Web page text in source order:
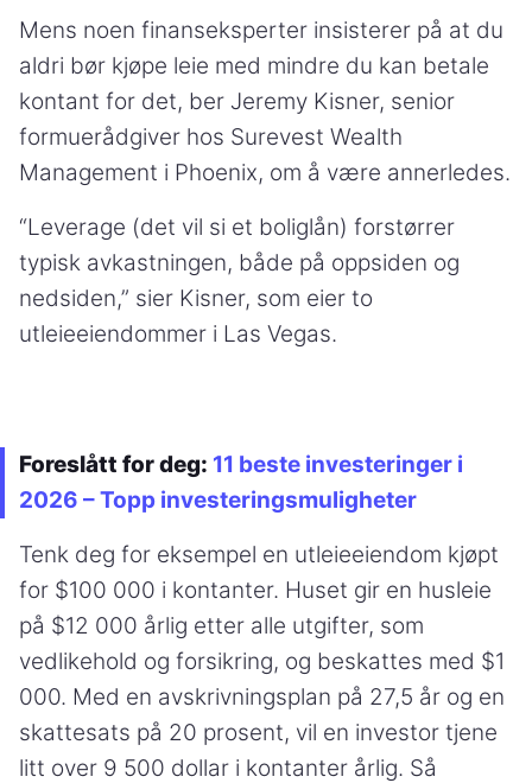
Mens noen finanseksperter insisterer på at du
aldri bør kjøpe leie med mindre du kan betale
kontant for det, ber Jeremy Kisner, senior
formuerådgiver hos Surevest Wealth
Management i Phoenix, om å være annerledes.
“Leverage (det vil si et boliglån) forstørrer
typisk avkastningen, både på oppsiden og
nedsiden,” sier Kisner, som eier to
utleieeiendommer i Las Vegas.
Foreslått for deg: 11 beste investeringer i
2026 – Topp investeringsmuligheter
Tenk deg for eksempel en utleieeiendom kjøpt
for $100 000 i kontanter. Huset gir en husleie
på $12 000 årlig etter alle utgifter, som
vedlikehold og forsikring, og beskattes med $1
000. Med en avskrivningsplan på 27,5 år og en
skattesats på 20 prosent, vil en investor tjene
litt over 9 500 dollar i kontanter årlig. Så